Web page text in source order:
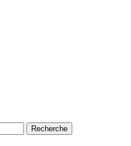
Recherche